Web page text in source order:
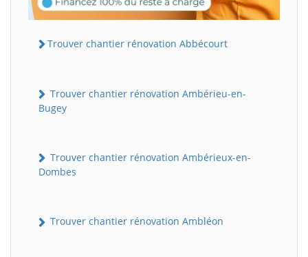
Trouver chantier rénovation Abbécourt
Trouver chantier rénovation Ambérieu-en-
Bugey
Trouver chantier rénovation Ambérieux-en-
Dombes
Trouver chantier rénovation Ambléon